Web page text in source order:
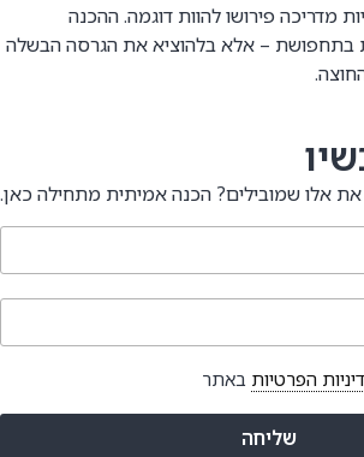
מדריכה פירושו להוות דוגמה. ההכנה
בתחפושת – אלא בלהוציא את הגרסה הבשלה
את אלו שמובילים? הכנה אמיתית מתחילה כאן.
הפרטיות באתר
שליחה